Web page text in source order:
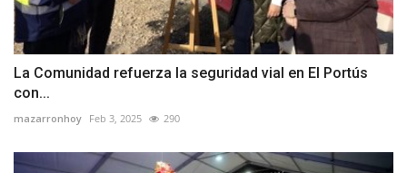
La Comunidad refuerza la seguridad vial en El Portús
con...
mazarronhoy Feb 3, 2025 290